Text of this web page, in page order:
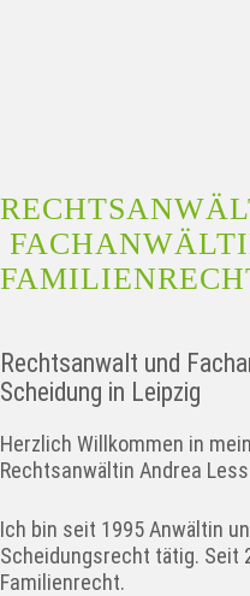
Rechtsanwalt und
Scheidung in Leipzig
Herzlich Willkommen in
Rechtsanwältin Andrea
Ich bin seit 1995 Anwältin
Scheidungsrecht tätig. Seit
Familienrecht.